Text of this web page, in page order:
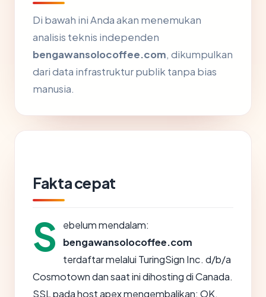
Di bawah ini Anda akan menemukan
analisis teknis independen
bengawansolocoffee.com, dikumpulkan
dari data infrastruktur publik tanpa bias
manusia.
Fakta cepat
S
ebelum mendalam:
bengawansolocoffee.com
terdaftar melalui TuringSign Inc. d/b/a
Cosmotown dan saat ini dihosting di Canada.
SSL pada host apex mengembalikan: OK.